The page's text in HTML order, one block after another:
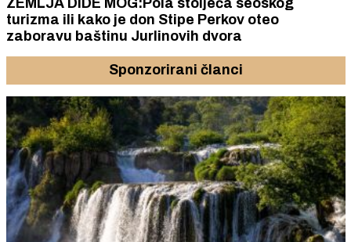
turizma ili kako je don Stipe Perkov oteo
zaboravu baštinu Jurlinovih dvora
Sponzorirani članci